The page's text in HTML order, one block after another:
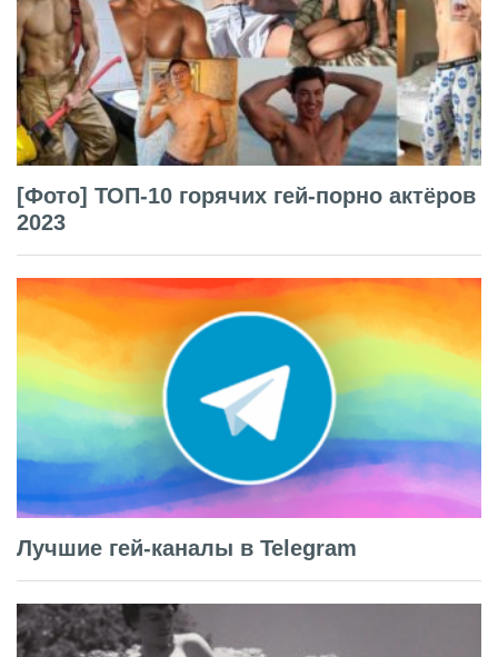
[Фото] ТОП-10 горячих гей-порно актёров
2023
Лучшие гей-каналы в Telegram